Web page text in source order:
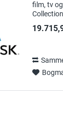
film, tv